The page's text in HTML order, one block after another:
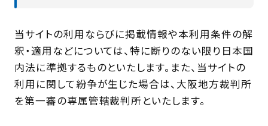
当サイトの利用ならびに掲載情報や本利用条件の解
釈・適用などについては、特に断りのない限り日本国
内法に準拠するものといたします。また、当サイトの
利用に関して紛争が生じた場合は、大阪地方裁判所
を第一審の専属管轄裁判所といたします。